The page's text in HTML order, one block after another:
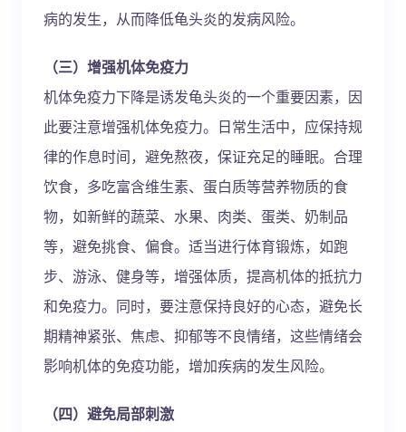
病的发生，从而降低龟头炎的发病风险。
（三）增强机体免疫力
机体免疫力下降是诱发龟头炎的一个重要因素，因
此要注意增强机体免疫力。日常生活中，应保持规
律的作息时间，避免熬夜，保证充足的睡眠。合理
饮食，多吃富含维生素、蛋白质等营养物质的食
物，如新鲜的蔬菜、水果、肉类、蛋类、奶制品
等，避免挑食、偏食。适当进行体育锻炼，如跑
步、游泳、健身等，增强体质，提高机体的抵抗力
和免疫力。同时，要注意保持良好的心态，避免长
期精神紧张、焦虑、抑郁等不良情绪，这些情绪会
影响机体的免疫功能，增加疾病的发生风险。
（四）避免局部刺激